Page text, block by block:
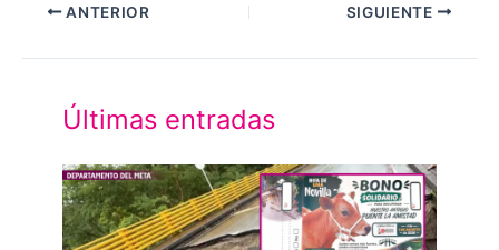
ANTERIOR SIGUIENTE
Últimas entradas